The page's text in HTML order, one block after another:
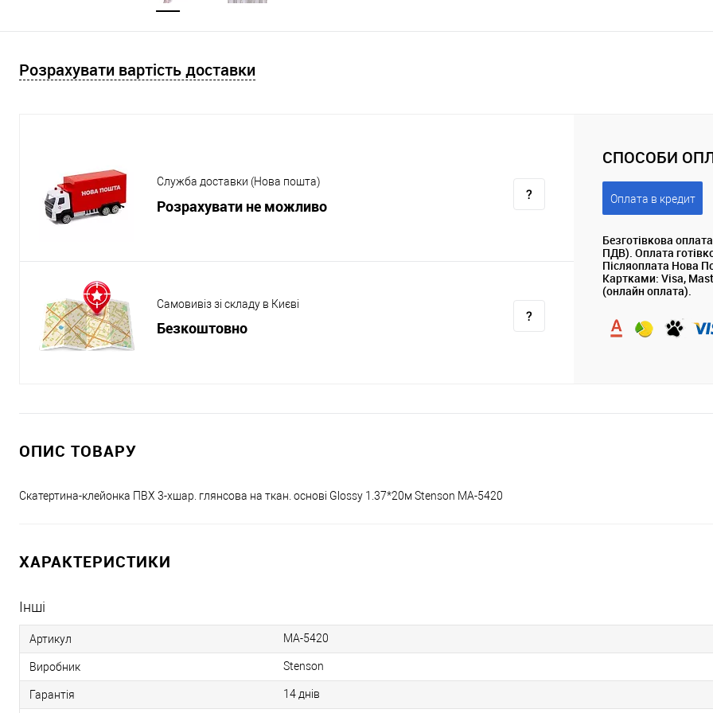
Розрахувати вартість доставки
Служба доставки (Нова пошта)
Розрахувати не можливо
Самовивіз зі складу в Києві
Безкоштовно
СПОСОБИ
Оплата в кредит
Безготівкова
ПДВ). Оплата
Післяоплата Нова
Картками: Visa,
(онлайн оплата).
ОПИС ТОВАРУ
Скатертина-клейонка ПВХ 3-хшар. глянсова на ткан. основі Glossy 1.37*20м Stenson MA-5420
ХАРАКТЕРИСТИКИ
Інші
Артикул MA-5420
Виробник Stenson
Гарантія 14 днів